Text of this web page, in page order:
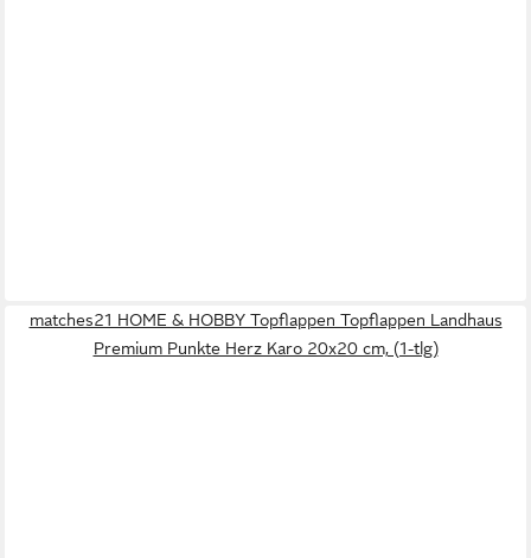
matches21 HOME & HOBBY Topflappen Topflappen Landhaus
Premium Punkte Herz Karo 20x20 cm, (1-tlg)